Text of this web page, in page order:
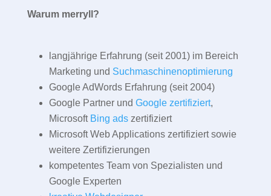
Warum merryll?
langjährige Erfahrung (seit 2001) im Bereich
Marketing und Suchmaschinenoptimierung
Google AdWords Erfahrung (seit 2004)
Google Partner und Google zertifiziert,
Microsoft Bing adszertifiziert
Microsoft Web Applications zertifiziert sowie
weitere Zertifizierungen
kompetentes Team von Spezialisten und
Google Experten